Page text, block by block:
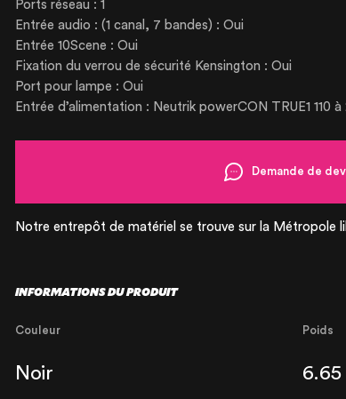
PRODUCTS
FOR
Ports réseau : 1
Entrée audio : (1 canal, 7 bandes) : Oui
Entrée 10Scene : Oui
Fixation du verrou de sécurité Kensington : Oui
Port pour lampe : Oui
Entrée d’alimentation : Neutrik powerCON TRUE1 110 à
Demande de
Notre entrepôt de matériel se trouve sur la Métropole
INFORMATIONS DU PRODUIT
Couleur
Noir
Poids
6.65